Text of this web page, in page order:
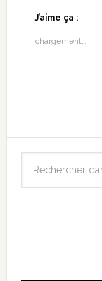
J’aime ça :
chargement…